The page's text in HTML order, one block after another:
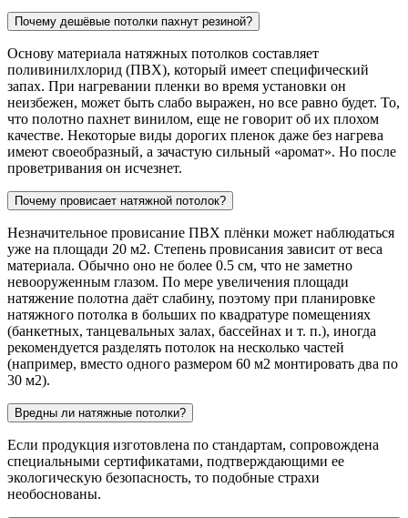
Почему дешёвые потолки пахнут резиной?
Основу материала натяжных потолков составляет
поливинилхлорид (ПВХ), который имеет специфический
запах. При нагревании пленки во время установки он
неизбежен, может быть слабо выражен, но все равно будет. То,
что полотно пахнет винилом, еще не говорит об их плохом
качестве. Некоторые виды дорогих пленок даже без нагрева
имеют своеобразный, а зачастую сильный «аромат». Но после
проветривания он исчезнет.
Почему провисает натяжной потолок?
Незначительное провисание ПВХ плёнки может наблюдаться
уже на площади 20 м2. Степень провисания зависит от веса
материала. Обычно оно не более 0.5 см, что не заметно
невооруженным глазом. По мере увеличения площади
натяжение полотна даёт слабину, поэтому при планировке
натяжного потолка в больших по квадратуре помещениях
(банкетных, танцевальных залах, бассейнах и т. п.), иногда
рекомендуется разделять потолок на несколько частей
(например, вместо одного размером 60 м2 монтировать два по
30 м2).
Вредны ли натяжные потолки?
Если продукция изготовлена по стандартам, сопровождена
специальными сертификатами, подтверждающими ее
экологическую безопасность, то подобные страхи
необоснованы.